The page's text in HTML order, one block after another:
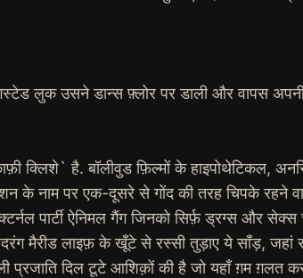
लुक उसने डान्स फ़्लोर पर डाली और वापस
क्लिशे` है. बॉलीवुड फ़िल्मों के हाइपोथेटिकल,
के नाम पर एक-दूसरे से गोंद की तरह चिपके
पार्टी ऐनिमल गैंग जिनको सिर्फ़ ड्रग्स और
मैरीड लाइफ़ के खूँटे से रस्सी तुड़ाए ये साँड़,
प्रजाति दिल टूटे आशिक़ों की है जो यहाँ ग़म ग़लत